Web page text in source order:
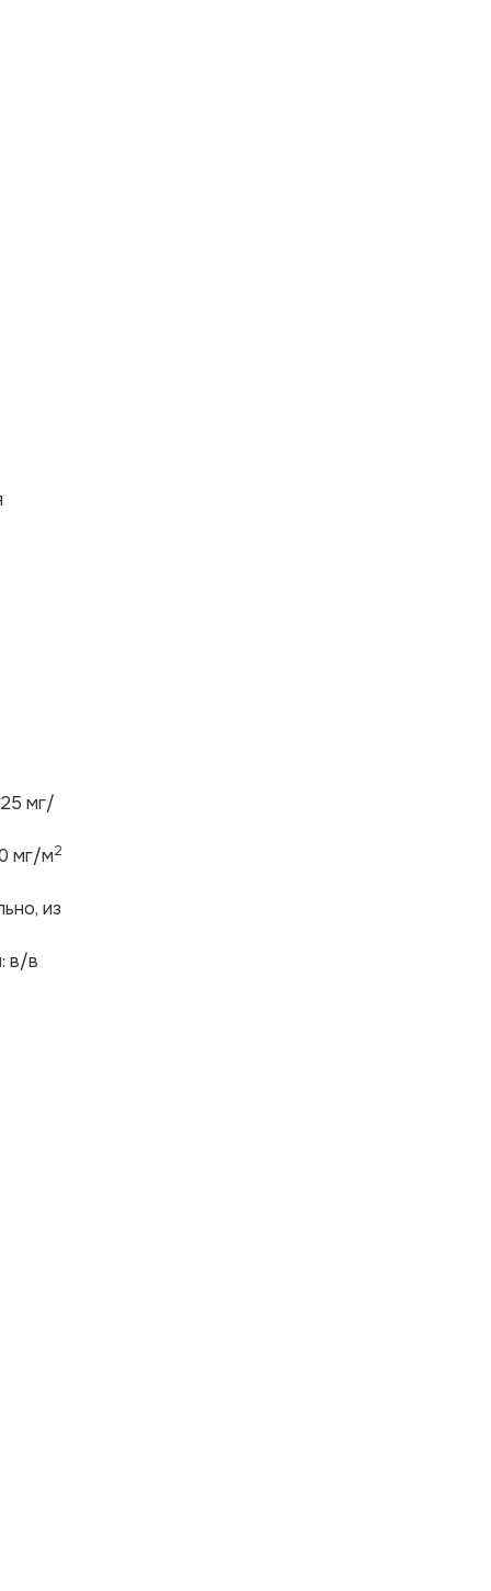
мг/
мг/м2
из
в/в